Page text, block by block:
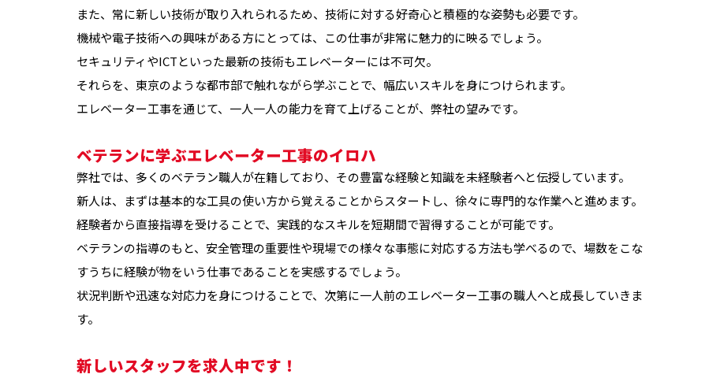
また、常に新しい技術が取り入れられるため、技術に対する好奇心と積極的な姿勢も必要です。
機械や電子技術への興味がある方にとっては、この仕事が非常に魅力的に映るでしょう。
セキュリティやICTといった最新の技術もエレベーターには不可欠。
それらを、東京のような都市部で触れながら学ぶことで、幅広いスキルを身につけられます。
エレベーター工事を通じて、一人一人の能力を育て上げることが、弊社の望みです。
ベテランに学ぶエレベーター工事のイロハ
弊社では、多くのベテラン職人が在籍しており、その豊富な経験と知識を未経験者へと伝授しています。
新人は、まずは基本的な工具の使い方から覚えることからスタートし、徐々に専門的な作業へと進めます。
経験者から直接指導を受けることで、実践的なスキルを短期間で習得することが可能です。
ベテランの指導のもと、安全管理の重要性や現場での様々な事態に対応する方法も学べるので、場数をこな
すうちに経験が物をいう仕事であることを実感するでしょう。
状況判断や迅速な対応力を身につけることで、次第に一人前のエレベーター工事の職人へと成長していきま
す。
新しいスタッフを求人中です！